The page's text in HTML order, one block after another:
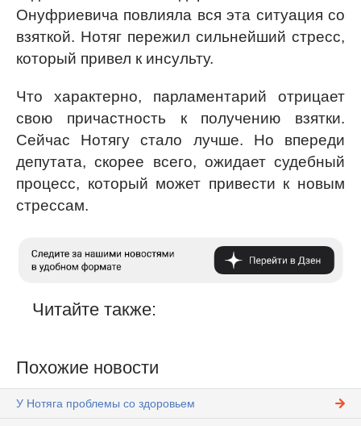
Онуфриевича повлияла вся эта ситуация со
взяткой. Нотяг пережил сильнейший стресс,
который привел к инсульту.
Что характерно, парламентарий отрицает
свою причастность к получению взятки.
Сейчас Нотягу стало лучше. Но впереди
депутата, скорее всего, ожидает судебный
процесс, который может привести к новым
стрессам.
Читайте также:
Похожие новости
У Нотяга проблемы со здоровьем